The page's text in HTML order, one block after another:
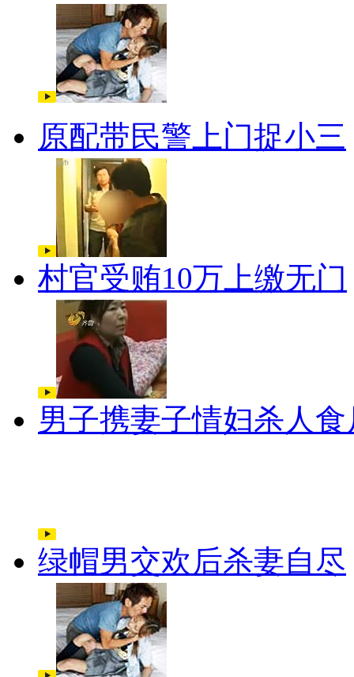
原配带民警上门捉小三
村官受贿10万上缴无门
男子携妻子情妇杀人食
绿帽男交欢后杀妻自尽